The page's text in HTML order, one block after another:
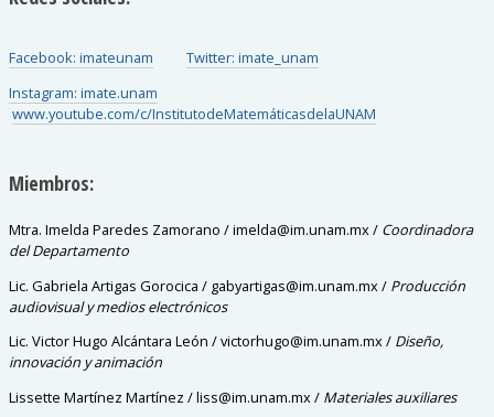
Facebook: imateunam
Twitter: imate_unam
Instagram: imate.unam
www.youtube.com/c/InstitutodeMatemáticasdelaUNAM
Miembros:
Mtra. Imelda Paredes Zamorano / imelda@im.unam.mx / Coordinadora
del Departamento
Lic. Gabriela Artigas Gorocica / gabyartigas@im.unam.mx / Producción
audiovisual y medios electrónicos
Lic. Victor Hugo Alcántara León / victorhugo@im.unam.mx / Diseño,
innovación y animación
Lissette Martínez Martínez / liss@im.unam.mx / Materiales auxiliares